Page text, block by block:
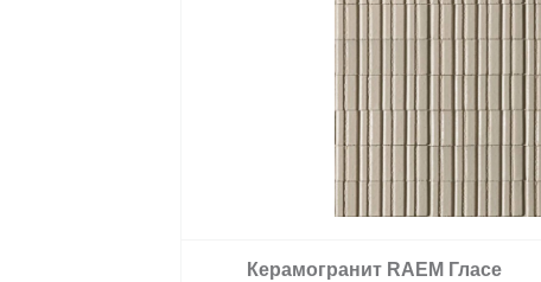
Керамогранит RAEM Гласе